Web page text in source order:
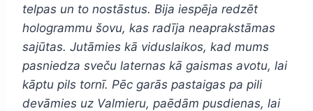
telpas un to nostāstus. Bija iespēja redzēt
hologrammu šovu, kas radīja neaprakstāmas
sajūtas. Jutāmies kā viduslaikos, kad mums
pasniedza sveču laternas kā gaismas avotu, lai
kāptu pils tornī. Pēc garās pastaigas pa pili
devāmies uz Valmieru, paēdām pusdienas, lai